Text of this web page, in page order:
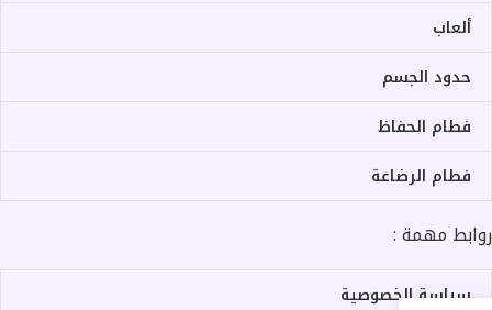
ألعاب
حدود الجسم
فطام الحفاظ
فطام الرضاعة
روابط مهمة :
سياسة الخصوصية